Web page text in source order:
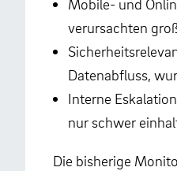
verursachten
Datenabfluss,
Interne
nur schwer
Die bisherige